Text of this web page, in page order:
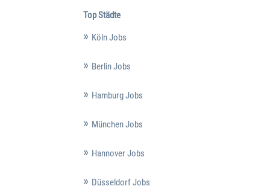
Top Städte
Köln Jobs
Berlin Jobs
Hamburg Jobs
München Jobs
Hannover Jobs
Düsseldorf Jobs